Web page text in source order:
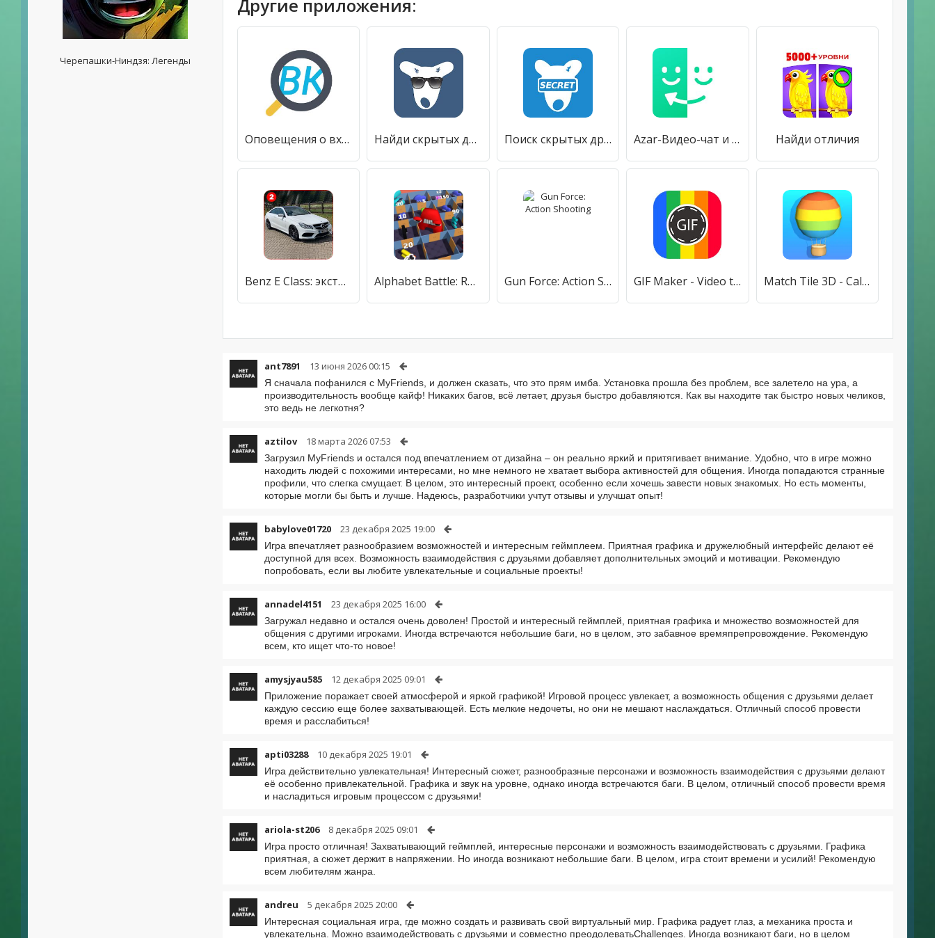
Черепашки-Ниндзя: Легенды
Другие приложения:
Оповещения о входе друзей в ВК. Без авторизации! Найди скрытых друзей ВК Поиск скрытых друзей для ВК - Сыщик для Вконтакте Azar-Видео-чат и поиск друзей Найди отличия
Benz E Class: экстремальный супер-дрифт и трюки Alphabet Battle: Room Maze Gun Force: Action Shooting GIF Maker - Video to GIF, GIF Editor Match Tile 3D - Calm Matching
ant7891 13 июня 2026 00:15
Я сначала пофанился с MyFriends, и должен сказать, что это прям имба. Установка прошла без проблем, все залетело на ура, а
производительность вообще кайф! Никаких багов, всё летает, друзья быстро добавляются. Как вы находите так быстро новых челиков,
это ведь не легкотня?
aztilov 18 марта 2026 07:53
Загрузил MyFriends и остался под впечатлением от дизайна – он реально яркий и притягивает внимание. Удобно, что в игре можно
находить людей с похожими интересами, но мне немного не хватает выбора активностей для общения. Иногда попадаются странные
профили, что слегка смущает. В целом, это интересный проект, особенно если хочешь завести новых знакомых. Но есть моменты,
которые могли бы быть и лучше. Надеюсь, разработчики учтут отзывы и улучшат опыт!
babylove01720 23 декабря 2025 19:00
Игра впечатляет разнообразием возможностей и интересным геймплеем. Приятная графика и дружелюбный интерфейс делают её
доступной для всех. Возможность взаимодействия с друзьями добавляет дополнительных эмоций и мотивации. Рекомендую
попробовать, если вы любите увлекательные и социальные проекты!
annadel4151 23 декабря 2025 16:00
Загружал недавно и остался очень доволен! Простой и интересный геймплей, приятная графика и множество возможностей для
общения с другими игроками. Иногда встречаются небольшие баги, но в целом, это забавное времяпрепровождение. Рекомендую
всем, кто ищет что-то новое!
amysjyau585 12 декабря 2025 09:01
Приложение поражает своей атмосферой и яркой графикой! Игровой процесс увлекает, а возможность общения с друзьями делает
каждую сессию еще более захватывающей. Есть мелкие недочеты, но они не мешают наслаждаться. Отличный способ провести
время и расслабиться!
apti03288 10 декабря 2025 19:01
Игра действительно увлекательная! Интересный сюжет, разнообразные персонажи и возможность взаимодействия с друзьями делают
её особенно привлекательной. Графика и звук на уровне, однако иногда встречаются баги. В целом, отличный способ провести время
и насладиться игровым процессом с друзьями!
ariola-st206 8 декабря 2025 09:01
Игра просто отличная! Захватывающий геймплей, интересные персонажи и возможность взаимодействовать с друзьями. Графика
приятная, а сюжет держит в напряжении. Но иногда возникают небольшие баги. В целом, игра стоит времени и усилий! Рекомендую
всем любителям жанра.
andreu 5 декабря 2025 20:00
Интересная социальная игра, где можно создать и развивать свой виртуальный мир. Графика радует глаз, а механика проста и
увлекательна. Можно взаимодействовать с друзьями и совместно преодолеватьChallenges. Иногда возникают баги, но в целом